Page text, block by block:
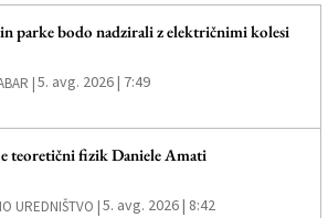
parke bodo nadzirali z električnimi kolesi
|5. avg. 2026 | 7:49
teoretični fizik Daniele Amati
UREDNIŠTVO |5. avg. 2026 | 8:42